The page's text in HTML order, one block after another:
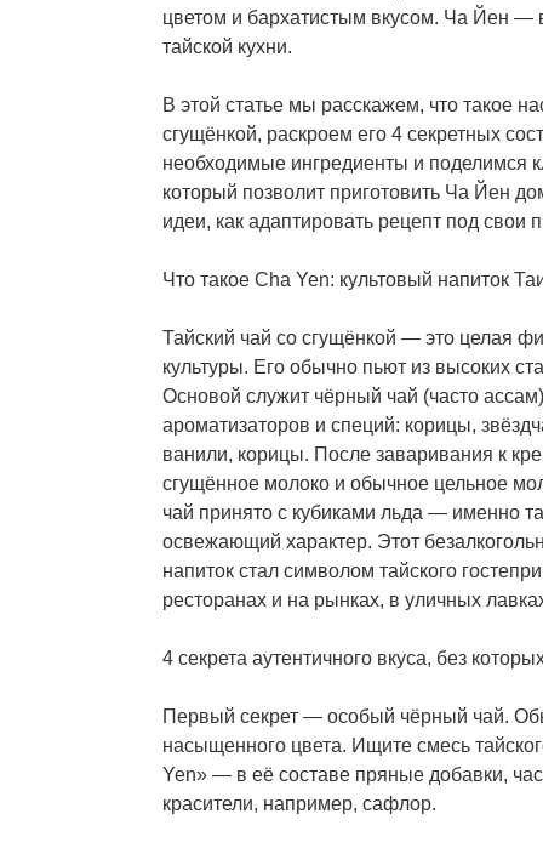
цветом и бархатистым вкусом. Ча Йен —
тайской кухни.
В этой статье мы расскажем, что такое
сгущёнкой, раскроем его 4 секретных
необходимые ингредиенты и поделимся
который позволит приготовить Ча Йен
идеи, как адаптировать рецепт под свои
Что такое Cha Yen: культовый напиток
Тайский чай со сгущёнкой — это целая
культуры. Его обычно пьют из высоких
Основой служит чёрный чай (часто
ароматизаторов и специй: корицы,
ванили, корицы. После заваривания к
сгущённое молоко и обычное цельное
чай принято с кубиками льда — именно
освежающий характер. Этот
напиток стал символом тайского
ресторанах и на рынках, в уличных
4 секрета аутентичного вкуса, без
Первый секрет — особый чёрный чай.
насыщенного цвета. Ищите смесь
Yen» — в её составе пряные добавки,
красители, например, сафлор.